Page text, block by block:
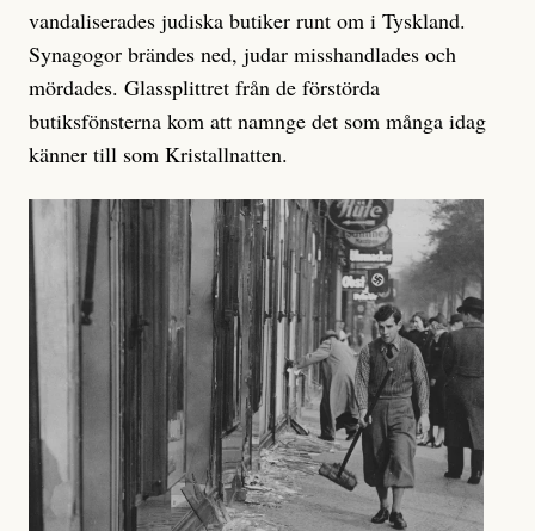
vandaliserades judiska butiker runt om i Tyskland.
Synagogor brändes ned, judar misshandlades och
mördades. Glassplittret från de förstörda
butiksfönsterna kom att namnge det som många idag
känner till som Kristallnatten.